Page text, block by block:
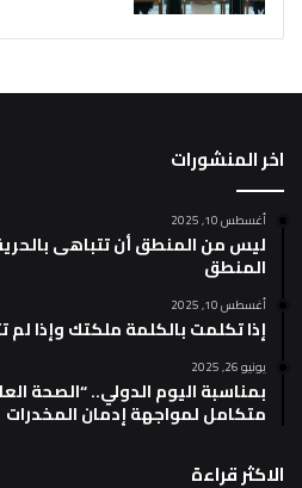
اخر المنشورات
أغسطس 10, 2025
ليس من المنطق أن تتباهى
المنطق
أغسطس 10, 2025
إذا تكلمت بالكلمة ملكتك وإذا لم
يونيو 26, 2025
بمناسبة اليوم الدولي.. “الصحة
متكامل لمواجهة إدمان المخدرات
الاكثر قراءة